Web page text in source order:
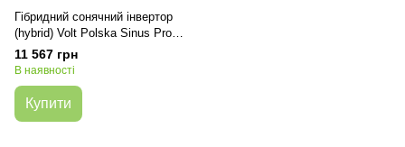
Гібридний сонячний інвертор
(hybrid) Volt Polska Sinus Pro
Ultra Plus 3000 (3SSS150012)
11 567 грн
В наявності
Купити